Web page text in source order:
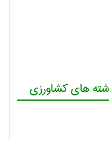
های کشاورزی